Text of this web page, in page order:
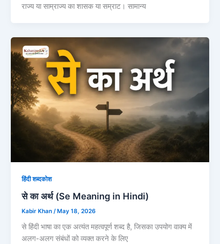
राज्य या साम्राज्य का शासक या सम्राट। सामान्य
हिंदी शब्दकोश
से का अर्थ (Se Meaning in Hindi)
Kabir Khan /May 18, 2026
से हिंदी भाषा का एक अत्यंत महत्वपूर्ण शब्द है, जिसका उपयोग वाक्य में
अलग-अलग संबंधों को व्यक्त करने के लिए